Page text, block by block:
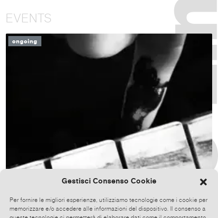
Gestisci Consenso Cookie
Per fornire le migliori esperienze, utilizziamo tecnologie come i cookie per
memorizzare e/o accedere alle informazioni del dispositivo. Il consenso a
EVENTS
ongoing